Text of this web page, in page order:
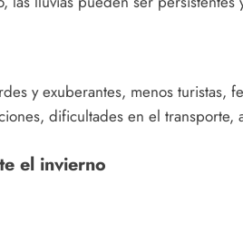
y exuberantes, menos turistas,
dificultades en el transporte,
el invierno